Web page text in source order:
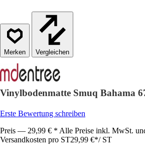
Vergleichen
Vinylbodenmatte Smuq Bahama
Erste Bewertung schreiben
Preis — 29,99 € * Alle Preise inkl. MwSt.
Versandkosten pro ST29,99 €*/ ST